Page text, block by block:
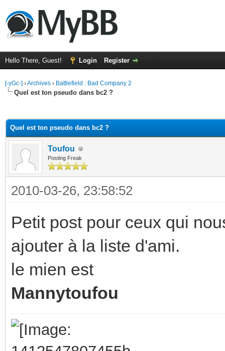
Hello There, Guest! Login Register
[-yGc-] ›Archives › Battlefield : Bad Company 2
Quel est ton pseudo dans bc2 ?
Quel est ton pseudo dans bc2 ?
Toufou
Posting Freak
2010-03-26, 23:58:52
Petit post pour ceux qui
ajouter à la liste d'ami.
le mien est
Mannytoufou